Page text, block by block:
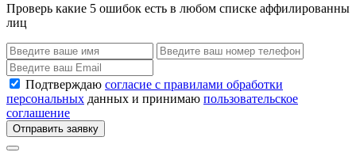
Проверь какие 5 ошибок есть в любом списке аффилированны
лиц
Подтверждаю согласие с правилами обработки
персональных данных и принимаю пользовательское
соглашение
Отправить заявку